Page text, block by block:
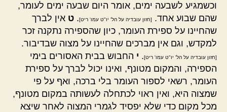
וכשמגיע לשבעה ימים, אומר היום שבעה ימים לעומר,
שהם שבוע אחד.
[חזון עובדיה על הל' יו"ט עמו' ריט]. ט אין לברך
שהחיינו על ספירת העומר, כיון שהספירה נתקנה זכר
למקדש, וגם אין מברכים שהחיינו על מצוה שבדיבור.
[חזון עובדיה על הל' יו"ט עמו' ריט]. י החבוש בבית האסורים בימי
הספירה, והמקום מטונף, ואינו יכול לברך על ספירת
העומר, רשאי לספור העומר בלי ברכה, ואף על פי
שמצוה היא, ואין ראוי לכתחלה לעשותה במקום מטונף,
מכל מקום כדי שלא יפסיד לגמרי המצוה לאחר שיצא